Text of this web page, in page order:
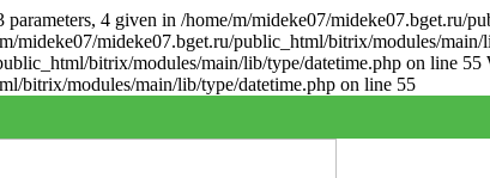
parameters, 4 given in /home/m/mideke07/
mideke07/mideke07.bget.ru/public_html/bitrix/modules/
bitrix/modules/main/lib/type/datetime.php on line 55
bitrix/modules/main/lib/type/datetime.php on line 55